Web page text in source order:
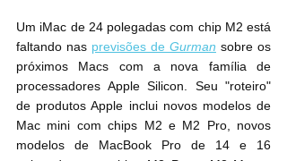
Um ‌iMac‌ de 24 polegadas com chip M2 está
faltando nas previsões de Gurman sobre os
próximos Macs com a nova família de
processadores Apple Silicon. Seu "roteiro"
de produtos Apple inclui novos modelos de
Mac mini com chips ‌M2‌ e ‌M2‌ Pro, novos
modelos de MacBook Pro de 14 e 16